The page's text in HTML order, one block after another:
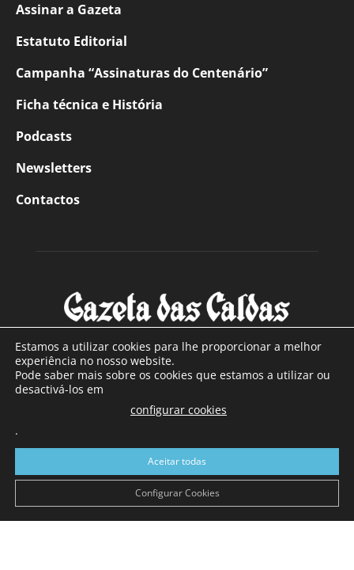
Assinar a Gazeta
Estatuto Editorial
Campanha “Assinaturas do Centenário”
Ficha técnica e História
Podcasts
Newsletters
Contactos
SOBRE NÓS
Com sede nas Caldas da Rainha e mais de 90 anos de
a sul de distrito de Leiria, com mais de 40.000 leitores por
toda a região Oeste. Jornal com distribuição em Portugal
Continental e assinatura online.
Estamos a utilizar cookies para lhe proporcionar a melhor
experiência no nosso website.
Pode saber mais sobre os cookies que estamos a utilizar ou
desactivá-los em
configurar cookies
.
Aceitar todas
Configurar Cookies